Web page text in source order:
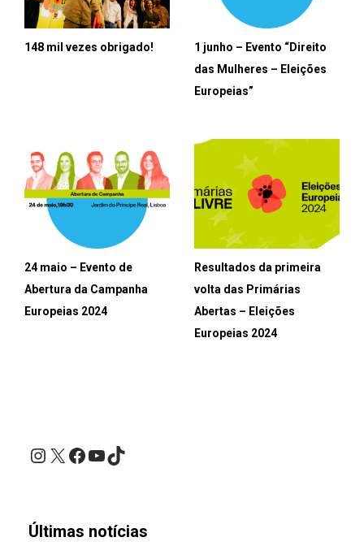
148 mil vezes obrigado!
1 junho – Evento “Direito
das Mulheres – Eleições
Europeias”
24 maio – Evento de
Abertura da Campanha
Europeias 2024
Resultados da primeira
volta das Primárias
Abertas – Eleições
Europeias 2024
Instagram
X Facebook
YouTube
Últimas notícias